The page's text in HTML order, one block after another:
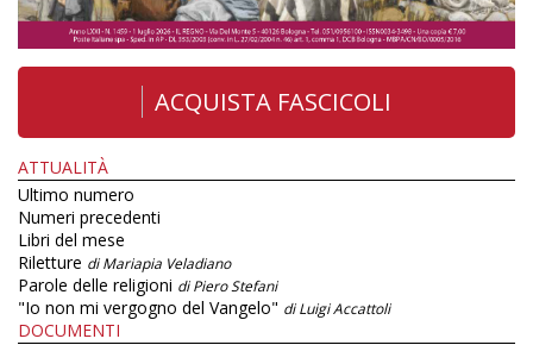
ACQUISTA FASCICOLI
ATTUALITÀ
Ultimo numero
Numeri precedenti
Libri del mese
Riletture di Mariapia Veladiano
Parole delle religioni di Piero Stefani
"Io non mi vergogno del Vangelo" di Luigi Accattoli
DOCUMENTI